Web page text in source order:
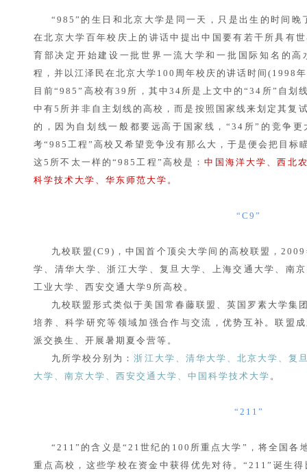
“985”的生日和北京大学是同一天，只是出生的时间
在北京大学百年校庆上的讲话中提出中国要有若干所具有
育部决定开始建设一批世界一流大学和一批国际知名的
程，并以江泽民在北京大学100周年校庆的讲话时间(1998
目前“985”高校有39所，其中34所是上文中的“34所”自划
中有5所并非自主划线的高校，而是按照国家线来划定其复
的，因为自划线一般都要远高于国家线，“34所”的竞争
考“985工程”高校又希望竞争没有那么大，于是便会把目标
这5所不太一样的“985工程”高校是：中国海洋大学、西北
科学技术大学、华东师范大学。
“C9”
九校联盟(C9)，中国首个顶尖大学间的高校联盟，
学、清华大学、浙江大学、复旦大学、上海交通大学、南
工业大学、西安交通大学9所高校。
九校联盟形式类似于美国常春藤联盟、英国罗素大学集
培养、科学研究等领域加强合作与交流，优势互补。联盟
派交换生、开展暑期夏令营等。
九所学校分别为：浙江大学、清华大学、北京大学、复
大学、南京大学、西安交通大学、中国科学技术大学 。
“211”
“211”的含义是“21世纪的100所重点大学”，将全国各
重点高校，这些学校在资金中获得优先对待。“211”诞生